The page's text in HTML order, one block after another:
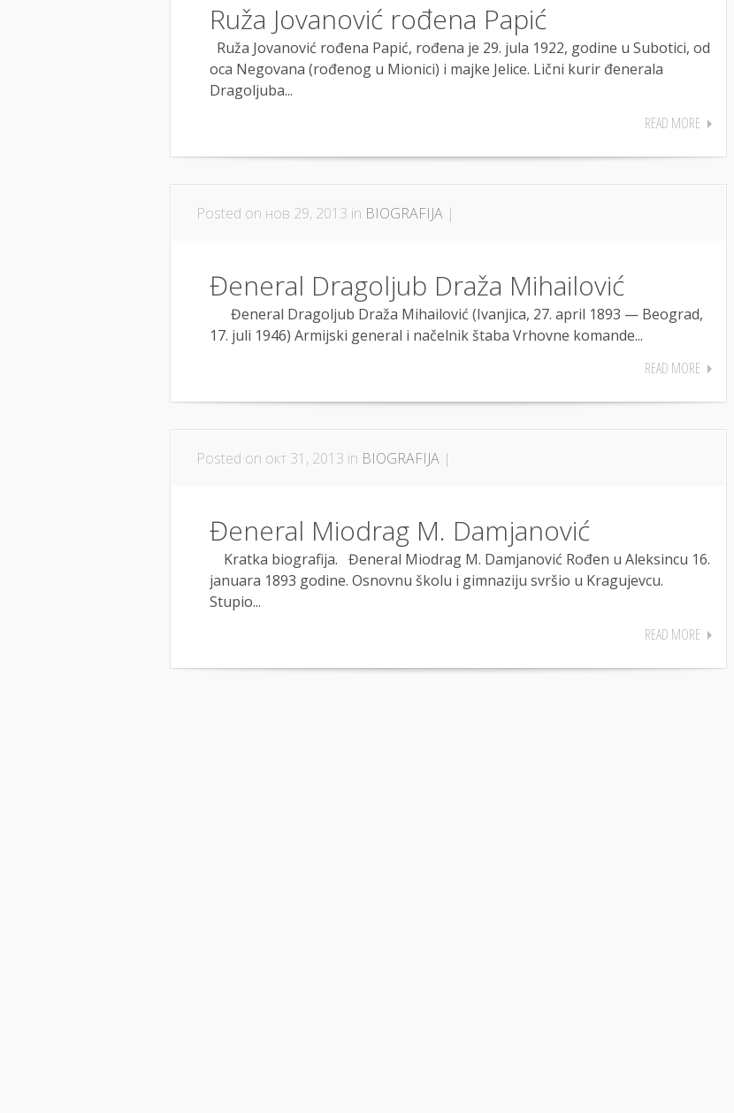
Ruža Jovanović rođena Papić
Ruža Jovanović rođena Papić, rođena je 29. jula 1922, godine u Subotici, od
oca Negovana (rođenog u Mionici) i majke Jelice. Lični kurir đenerala
Dragoljuba...
READ MORE
Posted on нов 29, 2013 in BIOGRAFIJA |
Đeneral Dragoljub Draža Mihailović
Đeneral Dragoljub Draža Mihailović (Ivanjica, 27. april 1893 — Beograd,
17. juli 1946) Armijski general i načelnik štaba Vrhovne komande...
READ MORE
Posted on окт 31, 2013 in BIOGRAFIJA |
Đeneral Miodrag M. Damjanović
Kratka biografija. Đeneral Miodrag M. Damjanović Rođen u Aleksincu 16.
januara 1893 godine. Osnovnu školu i gimnaziju svršio u Kragujevcu.
Stupio...
READ MORE